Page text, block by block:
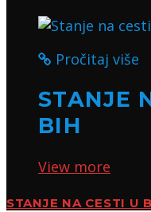
Pročitaj više
STANJE
BIH
View more
STANJE NA CESTI U